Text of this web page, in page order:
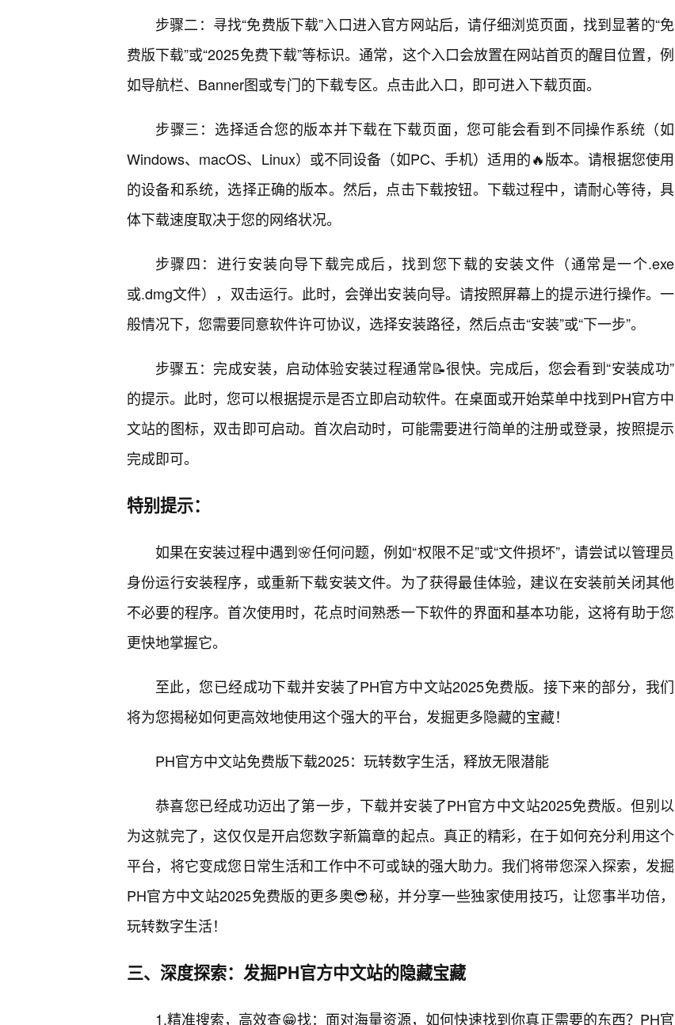
步骤二：寻找“免费版下载”入口进入官方网站后，请仔细浏览页面，找到显著的“免
费版下载”或“2025免费下载”等标识。通常，这个入口会放置在网站首页的醒目位置，例
如导航栏、Banner图或专门的下载专区。点击此入口，即可进入下载页面。
步骤三：选择适合您的版本并下载在下载页面，您可能会看到不同操作系统（如
Windows、macOS、Linux）或不同设备（如PC、手机）适用的🔥版本。请根据您使用
的设备和系统，选择正确的版本。然后，点击下载按钮。下载过程中，请耐心等待，具
体下载速度取决于您的网络状况。
步骤四：进行安装向导下载完成后，找到您下载的安装文件（通常是一个.exe
或.dmg文件），双击运行。此时，会弹出安装向导。请按照屏幕上的提示进行操作。一
般情况下，您需要同意软件许可协议，选择安装路径，然后点击“安装”或“下一步”。
步骤五：完成安装，启动体验安装过程通常📝很快。完成后，您会看到“安装成功”
的提示。此时，您可以根据提示是否立即启动软件。在桌面或开始菜单中找到PH官方中
文站的图标，双击即可启动。首次启动时，可能需要进行简单的注册或登录，按照提示
完成即可。
特别提示：
如果在安装过程中遇到🌸任何问题，例如“权限不足”或“文件损坏”，请尝试以管理员
身份运行安装程序，或重新下载安装文件。为了获得最佳体验，建议在安装前关闭其他
不必要的程序。首次使用时，花点时间熟悉一下软件的界面和基本功能，这将有助于您
更快地掌握它。
至此，您已经成功下载并安装了PH官方中文站2025免费版。接下来的部分，我们
将为您揭秘如何更高效地使用这个强大的平台，发掘更多隐藏的宝藏！
PH官方中文站免费版下载2025：玩转数字生活，释放无限潜能
恭喜您已经成功迈出了第一步，下载并安装了PH官方中文站2025免费版。但别以
为这就完了，这仅仅是开启您数字新篇章的起点。真正的精彩，在于如何充分利用这个
平台，将它变成您日常生活和工作中不可或缺的强大助力。我们将带您深入探索，发掘
PH官方中文站2025免费版的更多奥😎秘，并分享一些独家使用技巧，让您事半功倍，
玩转数字生活！
三、深度探索：发掘PH官方中文站的隐藏宝藏
1.精准搜索，高效查😁找：面对海量资源，如何快速找到你真正需要的东西？PH官